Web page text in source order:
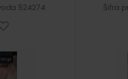
524274
Šifra